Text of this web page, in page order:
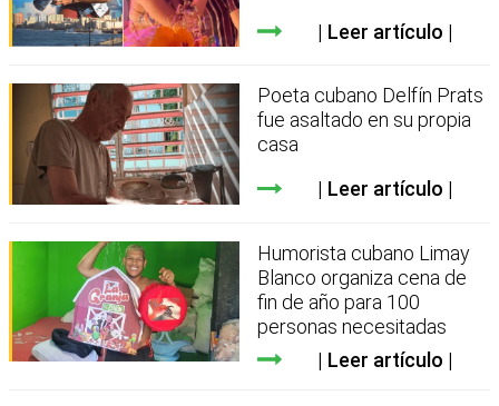
Leer artículo
Poeta cubano Delfín Prats
fue asaltado en su propia
casa
Leer artículo
Humorista cubano Limay
Blanco organiza cena de
fin de año para 100
personas necesitadas
Leer artículo